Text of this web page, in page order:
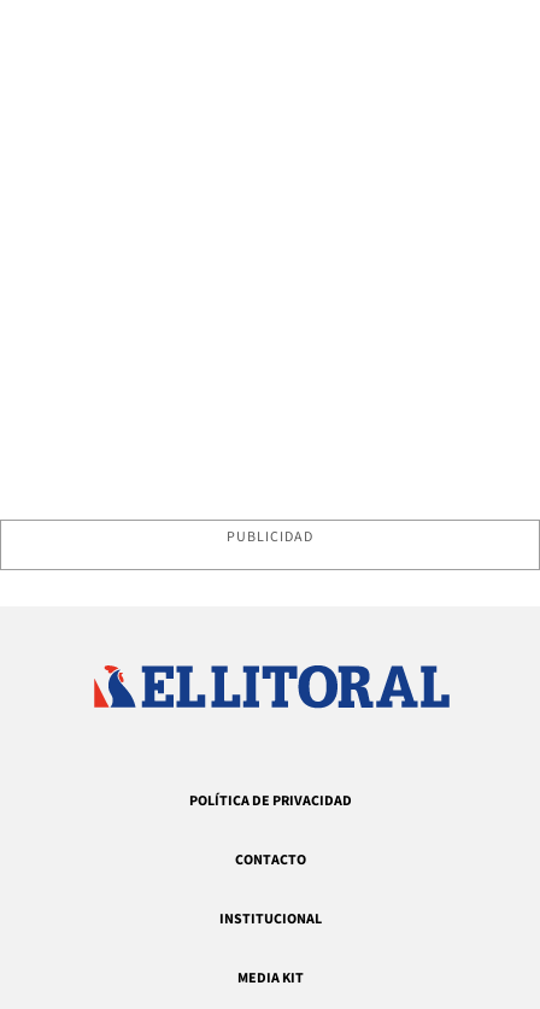
PUBLICIDAD
POLÍTICA DE PRIVACIDAD
CONTACTO
INSTITUCIONAL
MEDIA KIT